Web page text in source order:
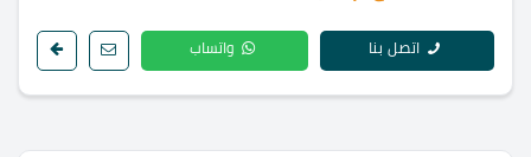
اتصل بنا واتساب